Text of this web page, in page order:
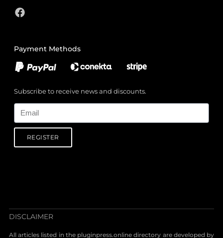
Payment Methods
Subscribe to receive news and discounts.
REGISTER
DISCLAIMER
All articles listed in the pluginpress.online directory are developed by